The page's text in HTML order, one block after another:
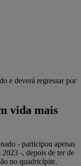
e deverá regressar por
vida mais
- participou apenas
-, depois de ter de
no quadricípite.